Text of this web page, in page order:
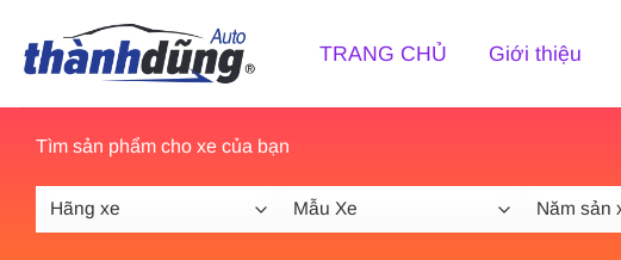
qua
nội
dung
TRANG CHỦ Giới thiệu
Tìm sản phẩm cho xe của bạn